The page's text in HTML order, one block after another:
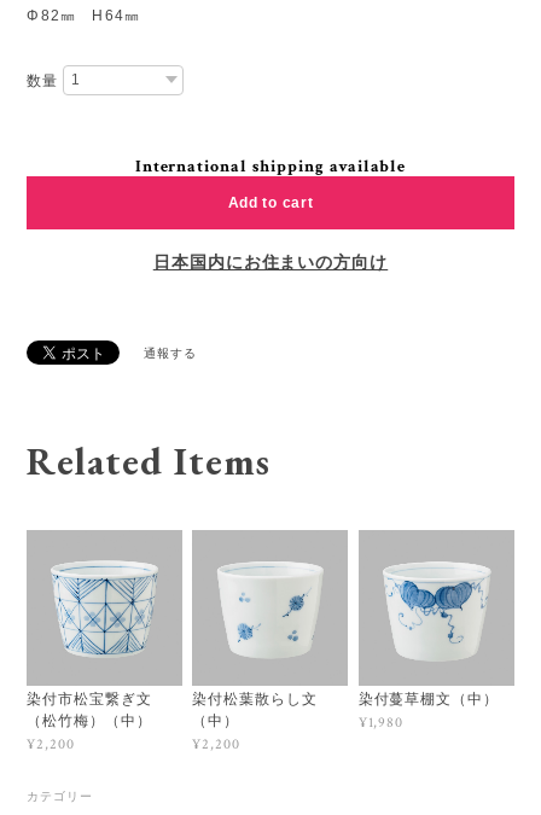
Φ82㎜ H64㎜
数量
International shipping available
Add to cart
日本国内にお住まいの方向け
通報する
Related Items
染付市松宝繋ぎ文
（松竹梅）（中）
¥2,200
染付松葉散らし文
（中）
¥2,200
染付蔓草棚文（中）
¥1,980
カテゴリー